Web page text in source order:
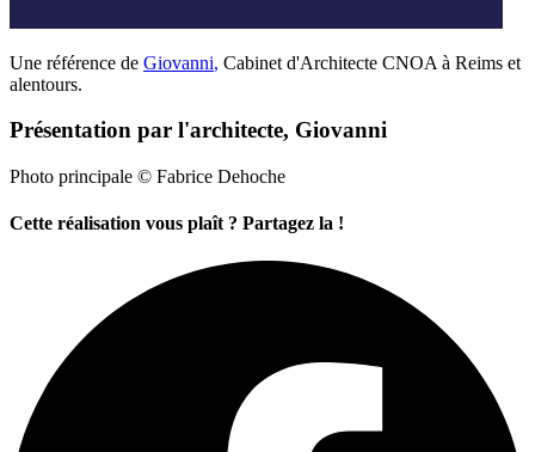
Une référence de Giovanni, Cabinet d'Architecte CNOA à Reims et
alentours.
Présentation par l'architecte, Giovanni
Photo principale © Fabrice Dehoche
Cette réalisation vous plaît ? Partagez la !